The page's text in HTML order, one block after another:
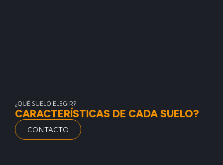
¿QUÉ SUELO ELEGIR?
CARACTERÍSTICAS DE CADA SUELO?
CONTACTO